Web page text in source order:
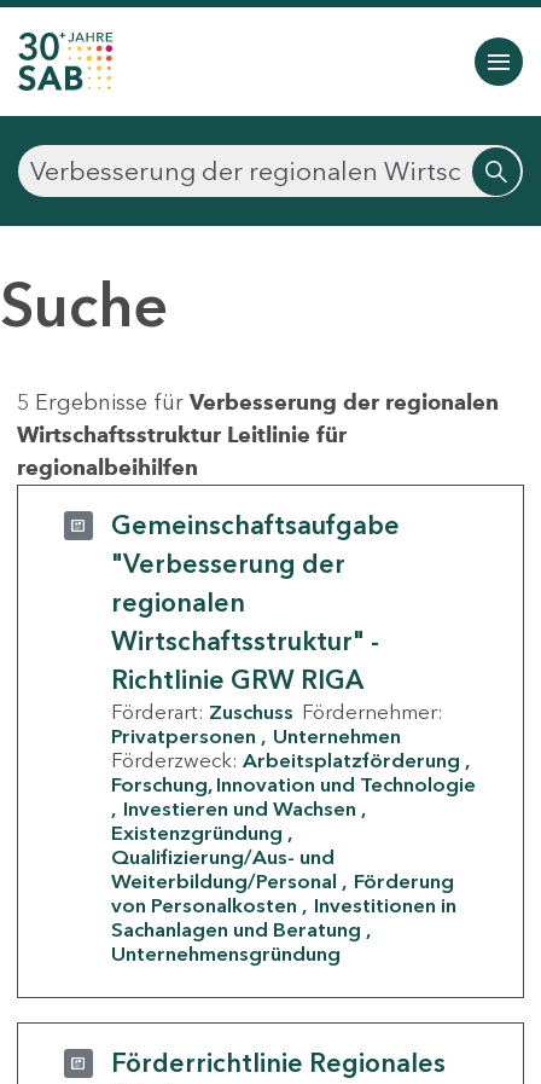
Suche
5 Ergebnisse für Verbesserung der regionalen
Wirtschaftsstruktur Leitlinie für
regionalbeihilfen
Gemeinschaftsaufgabe
"Verbesserung der
regionalen
Wirtschaftsstruktur" -
Richtlinie GRW RIGA
Förderart: Zuschuss Fördernehmer:
Privatpersonen
Unternehmen
Förderzweck: Arbeitsplatzförderung
Forschung, Innovation und Technologie
Investieren und Wachsen
Existenzgründung
Qualifizierung/Aus- und
Weiterbildung/Personal
Förderung
von Personalkosten
Investitionen in
Sachanlagen und Beratung
Unternehmensgründung
Förderrichtlinie Regionales